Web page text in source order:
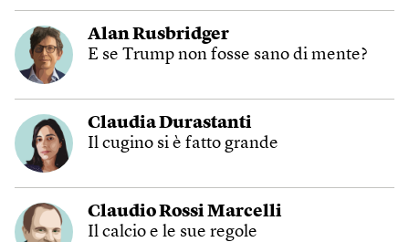
Alan Rusbridger
E se Trump non fosse sano di mente?
Claudia Durastanti
Il cugino si è fatto grande
Claudio Rossi Marcelli
Il calcio e le sue regole